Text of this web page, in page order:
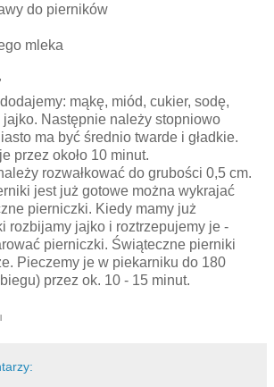
do pierników
mleka
mąkę, miód, cukier, sodę,
jajko. Następnie należy stopniowo
ma być średnio twarde i gładkie.
przez około 10 minut.
rozwałkować do grubości 0,5 cm.
jest już gotowe można wykrajać
pierniczki. Kiedy mamy już
rozbijamy jajko i roztrzepujemy je -
pierniczki. Świąteczne pierniki
Pieczemy je w piekarniku do 180
przez ok. 10 - 15 minut.